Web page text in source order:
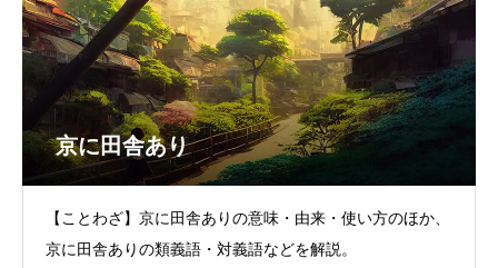
京に田舎あり
【ことわざ】京に田舎ありの意味・由来・使い方のほか、
京に田舎ありの類義語・対義語などを解説。